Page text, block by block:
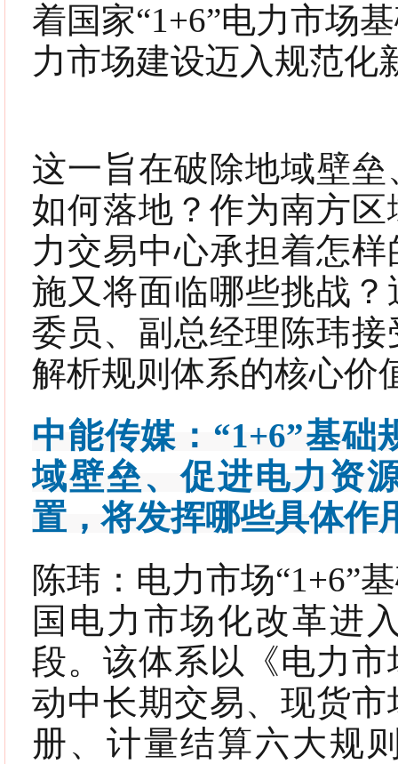
着国家“1+6”电力市场
力市场建设迈入规范化
这一旨在破除地域壁
如何落地？作为南方
力交易中心承担着怎
施又将面临哪些挑战
委员、副总经理陈玮
解析规则体系的核心价
中能传媒：“1+6”基
域壁垒、促进电力资
置，将发挥哪些具体作
陈玮： 电力市场“1+6”
国电力市场化改革进
段。该体系以《电力
动中长期交易、现货
册、计量结算六大规